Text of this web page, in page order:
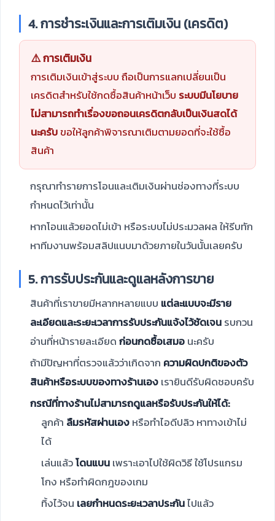
4. การชำระเงินและการเติมเงิน (เครดิต)
⚠️ การเติมเงิน
การเติมเงินเข้าสู่ระบบ ถือเป็นการแลกเปลี่ยนเป็น
เครดิตสำหรับใช้กดซื้อสินค้าหน้าเว็บ ระบบมีนโยบาย
ไม่สามารถทำเรื่องขอถอนเครดิตกลับเป็นเงินสดได้
นะครับ ขอให้ลูกค้าพิจารณาเติมตามยอดที่จะใช้ซื้อ
สินค้า
กรุณาทำรายการโอนและเติมเงินผ่านช่องทางที่ระบบ
กำหนดไว้เท่านั้น
หากโอนแล้วยอดไม่เข้า หรือระบบไม่ประมวลผล ให้รีบทัก
หาทีมงานพร้อมสลิปแนบมาด้วยภายในวันนั้นเลยครับ
5. การรับประกันและดูแลหลังการขาย
สินค้าที่เราขายมีหลากหลายแบบ แต่ละแบบจะมีราย
ละเอียดและระยะเวลาการรับประกันแจ้งไว้ชัดเจน รบกวน
อ่านที่หน้ารายละเอียด ก่อนกดซื้อเสมอ นะครับ
ถ้ามีปัญหาที่ตรวจแล้วว่าเกิดจาก ความผิดปกติของตัว
สินค้าหรือระบบของทางร้านเอง เรายินดีรับผิดชอบครับ
กรณีที่ทางร้านไม่สามารถดูแลหรือรับประกันให้ได้:
ลูกค้า ลืมรหัสผ่านเอง หรือทำไอดีปลิว หาทางเข้าไม่
ได้
เล่นแล้วโดนแบน เพราะเอาไปใช้ผิดวิธี ใช้โปรแกรม
โกง หรือทำผิดกฎของเกม
ทิ้งไว้จน เลยกำหนดระยะเวลาประกันไปแล้ว